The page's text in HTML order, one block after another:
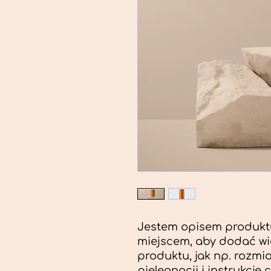
Jestem opisem
miejscem, aby dodać
produktu, jak np.